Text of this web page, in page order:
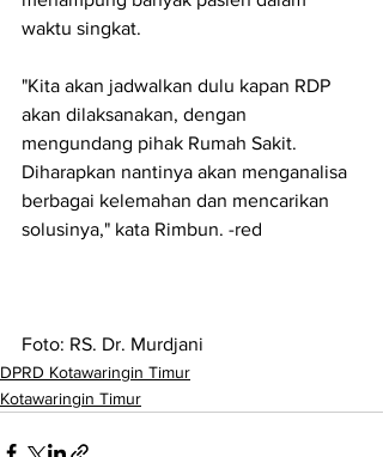
waktu singkat.
"Kita akan jadwalkan dulu kapan RDP
akan dilaksanakan, dengan
mengundang pihak Rumah Sakit.
Diharapkan nantinya akan menganalisa
berbagai kelemahan dan mencarikan
solusinya," kata Rimbun. -red
Foto: RS. Dr. Murdjani
DPRD Kotawaringin Timur
Kotawaringin Timur